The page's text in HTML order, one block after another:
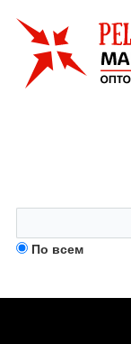
По всем